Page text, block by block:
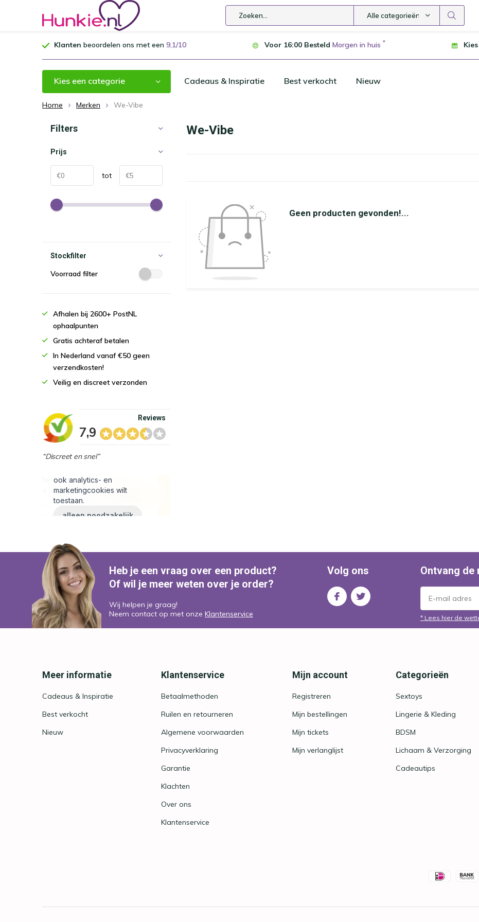
Alle categorieën
Klanten beoordelen ons met een 9,1/10 Voor 16:00 Besteld Morgen in huis *
Kies een categorie Cadeaus & Inspiratie Best verkocht Nieuw
Home Merken We-Vibe
We-Vibe
Geen producten gevonden!...
Filters
Prijs
tot
Stockfilter
Voorraad filter
Afhalen bij 2600+ PostNL
ophaalpunten
Gratis achteraf betalen
In Nederland vanaf €50 geen
verzendkosten!
Veilig en discreet verzonden
7,9
Reviews
“Discreet en snel”
Heb je een vraag over een product?
Of wil je meer weten over je order?
Wij helpen je graag!
Neem contact op met onze Klantenservice
Volg ons Ontvang de
* Lees hier de
Meer informatie
Cadeaus & Inspiratie
Best verkocht
Nieuw
Klantenservice
Betaalmethoden
Ruilen en retourneren
Algemene voorwaarden
Privacyverklaring
Garantie
Klachten
Over ons
Klantenservice
Mijn account
Registreren
Mijn bestellingen
Mijn tickets
Mijn verlanglijst
Categorieën
Sextoys
Lingerie & Kleding
BDSM
Lichaam & Verzorging
Cadeautips